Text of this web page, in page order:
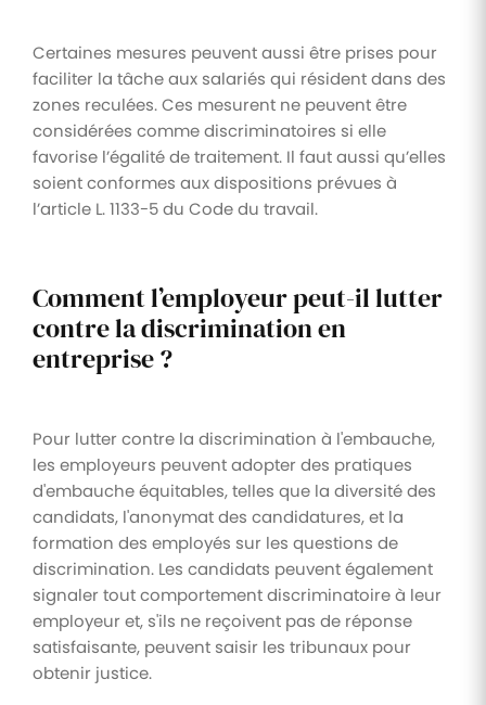
Certaines mesures peuvent aussi être prises pour
faciliter la tâche aux salariés qui résident dans des
zones reculées. Ces mesurent ne peuvent être
considérées comme discriminatoires si elle
favorise l’égalité de traitement. Il faut aussi qu’elles
soient conformes aux dispositions prévues à
l’article L. 1133-5 du Code du travail.
Comment l’employeur peut-il lutter
contre la discrimination en
entreprise ?
Pour lutter contre la discrimination à l'embauche,
les employeurs peuvent adopter des pratiques
d'embauche équitables, telles que la diversité des
candidats, l'anonymat des candidatures, et la
formation des employés sur les questions de
discrimination. Les candidats peuvent également
signaler tout comportement discriminatoire à leur
employeur et, s'ils ne reçoivent pas de réponse
satisfaisante, peuvent saisir les tribunaux pour
obtenir justice.